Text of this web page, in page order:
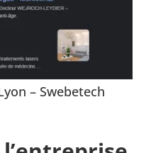
– Swebetech